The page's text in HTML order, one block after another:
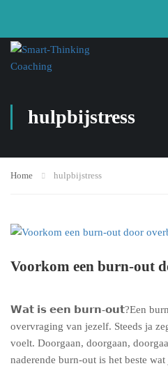
hulpbijstress
Home hulpbijstress
Voorkom een burn-out
𝗪𝗮𝘁 𝗶𝘀 𝗲𝗲𝗻 𝗯𝘂𝗿𝗻-𝗼𝘂𝘁?Een burn-
overvraging van jezelf. Steeds ja
voelt. Doorgaan, doorgaan,
naderende burn-out is het beste